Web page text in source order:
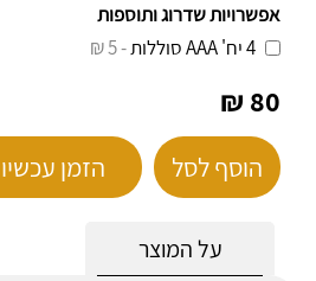
אפשרויות שדרוג ותוספות
4 יח' AAA סוללות
- 5 ₪
80 ₪
הוסף לסל הזמן עכשיו
על המוצר